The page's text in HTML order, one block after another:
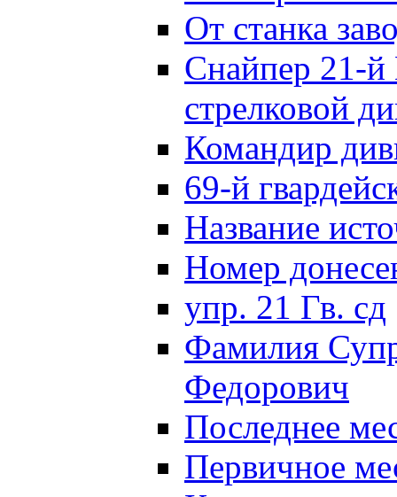
От станка
Снайпер 21-й
стрелковой
Командир
69-й
Название
Номер
упр. 21 Гв. сд
Фамилия
Федорович
Последнее
Первичное